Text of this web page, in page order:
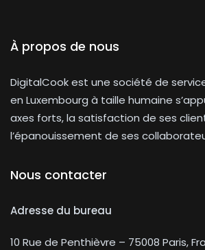
À propos de nous
DigitalCook est une société de
en Luxembourg à taille humaine
axes forts, la satisfaction de ses
l’épanouissement de ses
Nous contacter
Adresse du bureau
10 Rue de Penthièvre – 75008 Paris,